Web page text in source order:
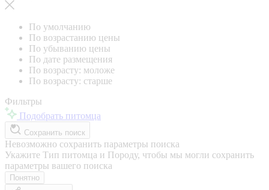
По умолчанию
По возрастанию цены
По убыванию цены
По дате размещения
По возрасту: моложе
По возрасту: старше
Фильтры
Подобрать питомца
Сохранить поиск
Невозможно сохранить параметры поиска
Укажите Тип питомца и Породу, чтобы мы могли сохранить
параметры вашего поиска
Понятно